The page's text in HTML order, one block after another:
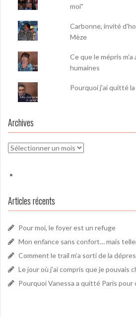
moi"
Carbonne, invité
Mèze
Ce que le mépris
humaines
Pourquoi j'ai quitté
Archives
Archives
Articles récents
Pour moi, le foyer est un refuge
Mon enfance sans confort… mais
Comment le trail m’a sorti de la
Le jour où j’ai compris que je pouvais
Pourquoi Vanessa a quitté Paris pour